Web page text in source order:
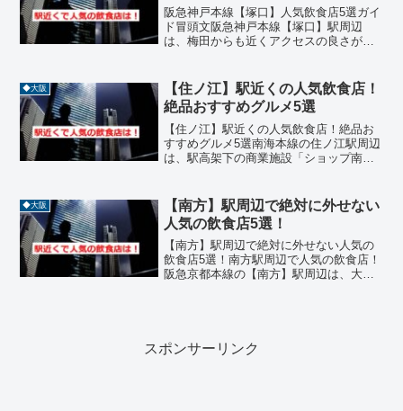
阪急神戸本線【塚口】人気飲食店5選ガイ
ド冒頭文阪急神戸本線【塚口】駅周辺
は、梅田からも近くアクセスの良さが魅
新しいスタイルを取り入れたレストラン
が点在しています。今回は...
◆大阪
【住ノ江】駅近くの人気飲食店！
絶品おすすめグルメ5選
【住ノ江】駅近くの人気飲食店！絶品お
すすめグルメ5選南海本線の住ノ江駅周辺
は、駅高架下の商業施設「ショップ南
です。住之江競艇場や大型の運動公園も
近く、活気ある下町の雰囲...
◆大阪
【南方】駅周辺で絶対に外せない
人気の飲食店5選！
【南方】駅周辺で絶対に外せない人気の
飲食店5選！南方駅周辺で人気の飲食店！
阪急京都本線の【南方】駅周辺は、大阪
スポンサーリンク